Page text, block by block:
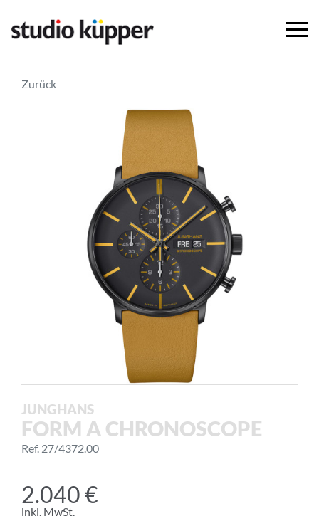
Zurück
JUNGHANS
FORM A CHRONOSCOPE
Ref. 27/4372.00
2.040 €
inkl. MwSt.